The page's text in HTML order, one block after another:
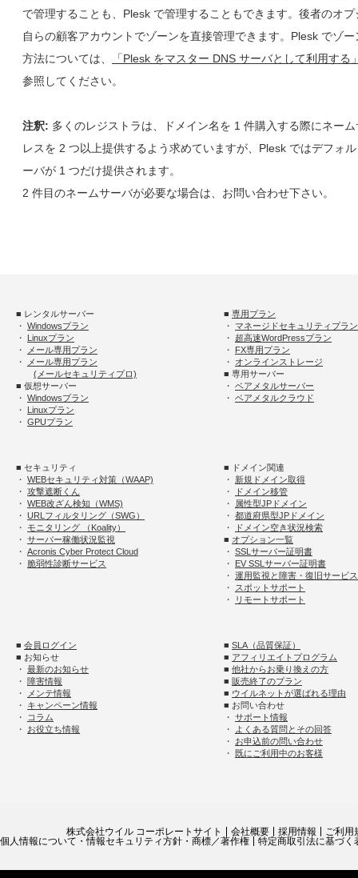
で管理することも、Plesk で管理することもできます。後者のオ
自らの顧客アカウントでゾーンを直接管理できます。Plesk でゾ
方法については、
「Plesk をマスター DNS サーバとして利用する
参照してください。
注釈: 多くのレジストラは、ドメイン名を 1 件購入する際にネー
レスを 2 つ以上提供するよう求めていますが、Plesk ではデフォ
ーバが 1 つだけ提供されます。
2 件目のネームサーバが必要な場合は、お問い合わせ下さい。
■ レンタルサーバー ■ 専用プラン
・ Windowsプラン ・ マネージドセキュリティプラン
・ Linuxプラン ・ 超高速WordPressプラン
・
メール専用プラン ・ FX専用プラン
・
メール専用プラン ・ オンラインストレージ
(メールセキュリティプロ)
■ 専用サーバー
■ 仮想サーバー
・ ベアメタルサーバー
・ Windowsプラン ・ ベアメタルクラウド
・ Linuxプラン
・ GPUプラン
■ セキュリティ
■ ドメイン関連
・ WEBセキュリティ対策（WAAP) ・ 新規ドメイン取得
・ 攻撃遮断くん ・
ドメイン移管
・ WEB改ざん検知（WMS) ・
属性型JPドメイン
・ URLフィルタリング（SWG） ・ 都道府県型JPドメイン
・ モニタリング （Koality） ・
ドメイン空き状況検索
・ サーバー稼働状況監視 ■ オプション一覧
・ Acronis Cyber Protect Cloud ・ SSLサーバー証明書
・ 脆弱性診断サービス ・ EV SSLサーバー証明書
・ 運用監視と障害・復旧サービス
・ スポットサポート
・
リモートサポート
■ 会員ログイン ■ SLA（品質保証）
■ お知らせ
■ アフィリエイトプログラム
・ 最新のお知らせ ■ 他社からお乗り換えの方
・ 障害情報 ■ 販売終了のプラン
・
メンテ情報 ■ ウイルネットが選ばれる理由
・ キャンペーン情報
■ お問い合わせ
・
コラム ・ サポート情報
・ お役立ち情報 ・
よくある質問とその回答
・ お申込前の問い合わせ
・ 既にご利用中のお客様
株式会社ウイル コーポレートサイト 会社概要 採用情報
ご利用
個人情報について・情報セキュリティ方針・商標／著作権
特定商取引法に基づく